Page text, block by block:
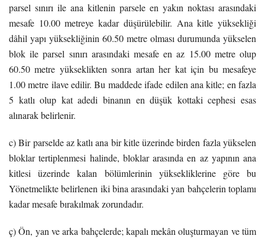
parsel sınırı ile ana kitlenin parsele en yakın noktası arasındaki
mesafe 10.00 metreye kadar düşürülebilir. Ana kitle yüksekliği
dâhil yapı yüksekliğinin 60.50 metre olması durumunda yükselen
blok ile parsel sınırı arasındaki mesafe en az 15.00 metre olup
60.50 metre yükseklikten sonra artan her kat için bu mesafeye
1.00 metre ilave edilir. Bu maddede ifade edilen ana kitle; en fazla
5 katlı olup kat adedi binanın en düşük kottaki cephesi esas
alınarak belirlenir.
c) Bir parselde az katlı ana bir kitle üzerinde birden fazla yükselen
bloklar tertiplenmesi halinde, bloklar arasında en az yapının ana
kitlesi üzerinde kalan bölümlerinin yüksekliklerine göre bu
Yönetmelikte belirlenen iki bina arasındaki yan bahçelerin toplamı
kadar mesafe bırakılmak zorundadır.
ç) Ön, yan ve arka bahçelerde; kapalı mekân oluşturmayan ve tüm